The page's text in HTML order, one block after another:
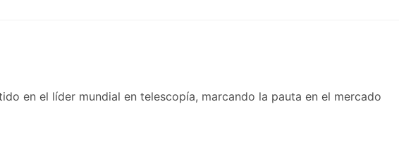
en el líder mundial en telescopía, marcando la pauta en el mercado